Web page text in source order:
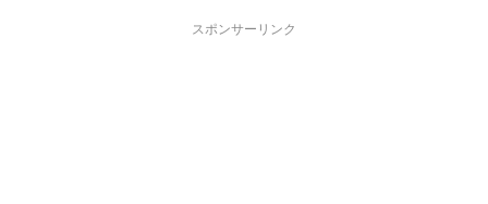
スポンサーリンク